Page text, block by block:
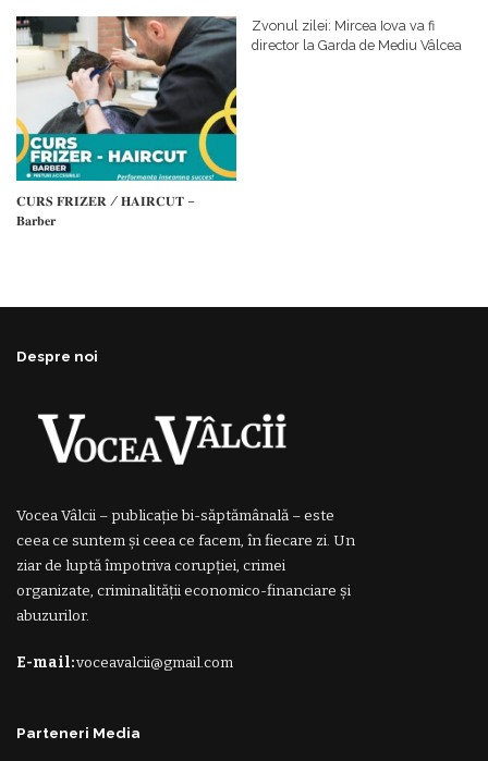
𝗳𝗶𝗻𝗮𝗻𝘁𝗮𝘁𝗼𝗿
𝐂𝐔𝐑𝐒 𝐅𝐑𝐈𝐙𝐄𝐑 / 𝐇𝐀𝐈𝐑𝐂𝐔𝐓 –
𝐁𝐚𝐫𝐛𝐞𝐫
Zvonul zilei: Mircea Iova va fi
director la Garda de Mediu Vâlcea
Despre noi
Vocea Vâlcii – publicație bi-săptămânală – este
ceea ce suntem și ceea ce facem, în fiecare zi. Un
ziar de luptă împotriva corupției, crimei
organizate, criminalității economico-financiare și
abuzurilor.
E-mail:voceavalcii@gmail.com
Parteneri Media